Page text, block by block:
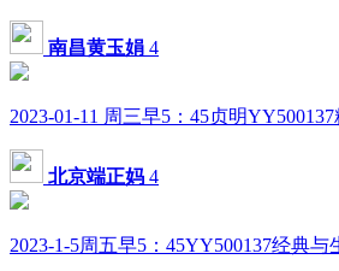
南昌黄玉娟 4
2023-01-11 周三早5：45贞明
北京端正妈 4
2023-1-5周五早5：45YY500137经典与